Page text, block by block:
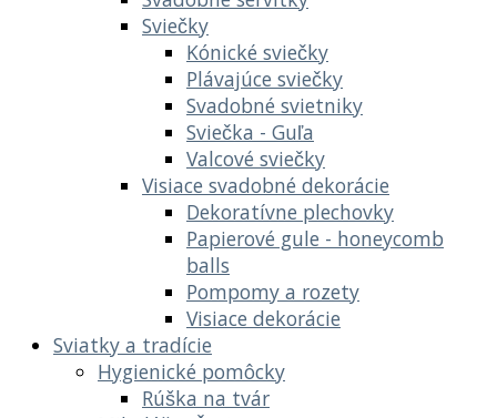
Sviečky
Kónické sviečky
Plávajúce sviečky
Svadobné svietniky
Sviečka - Guľa
Valcové sviečky
Visiace svadobné dekorácie
Dekoratívne plechovky
Papierové gule - honeycomb
balls
Pompomy a rozety
Visiace dekorácie
Sviatky a tradície
Hygienické pomôcky
Rúška na tvár